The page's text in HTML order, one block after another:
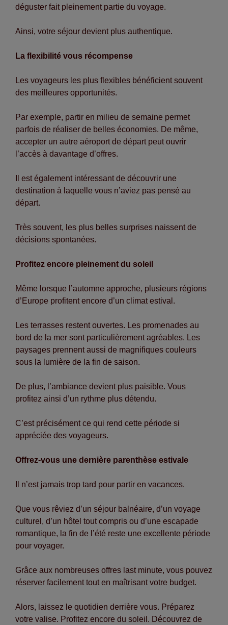
déguster fait pleinement partie du voyage.
Ainsi, votre séjour devient plus authentique.
La flexibilité vous récompense
Les voyageurs les plus flexibles bénéficient souvent
des meilleures opportunités.
Par exemple, partir en milieu de semaine permet
parfois de réaliser de belles économies. De même,
accepter un autre aéroport de départ peut ouvrir
l’accès à davantage d’offres.
Il est également intéressant de découvrir une
destination à laquelle vous n’aviez pas pensé au
départ.
Très souvent, les plus belles surprises naissent de
décisions spontanées.
Profitez encore pleinement du soleil
Même lorsque l’automne approche, plusieurs régions
d’Europe profitent encore d’un climat estival.
Les terrasses restent ouvertes. Les promenades au
bord de la mer sont particulièrement agréables. Les
paysages prennent aussi de magnifiques couleurs
sous la lumière de la fin de saison.
De plus, l’ambiance devient plus paisible. Vous
profitez ainsi d’un rythme plus détendu.
C’est précisément ce qui rend cette période si
appréciée des voyageurs.
Offrez-vous une dernière parenthèse estivale
Il n’est jamais trop tard pour partir en vacances.
Que vous rêviez d’un séjour balnéaire, d’un voyage
culturel, d’un hôtel tout compris ou d’une escapade
romantique, la fin de l’été reste une excellente période
pour voyager.
Grâce aux nombreuses offres last minute, vous pouvez
réserver facilement tout en maîtrisant votre budget.
Alors, laissez le quotidien derrière vous. Préparez
votre valise. Profitez encore du soleil. Découvrez de